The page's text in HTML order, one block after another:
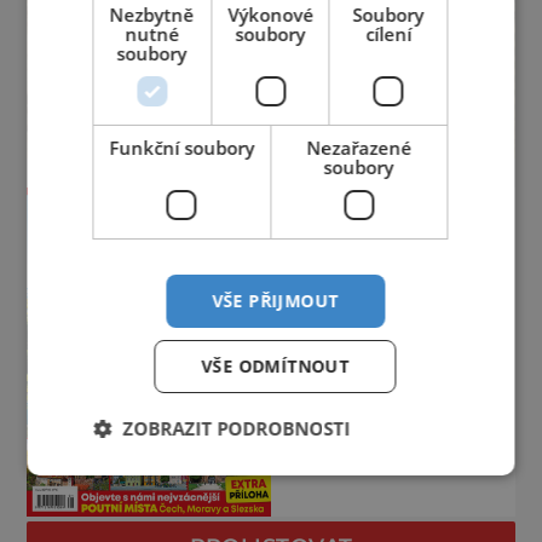
Nezbytně
nutné
soubory
Výkonové
soubory
Soubory
cílení
Funkční soubory
Nezařazené
soubory
VŠE PŘIJMOUT
VŠE ODMÍTNOUT
ZOBRAZIT PODROBNOSTI